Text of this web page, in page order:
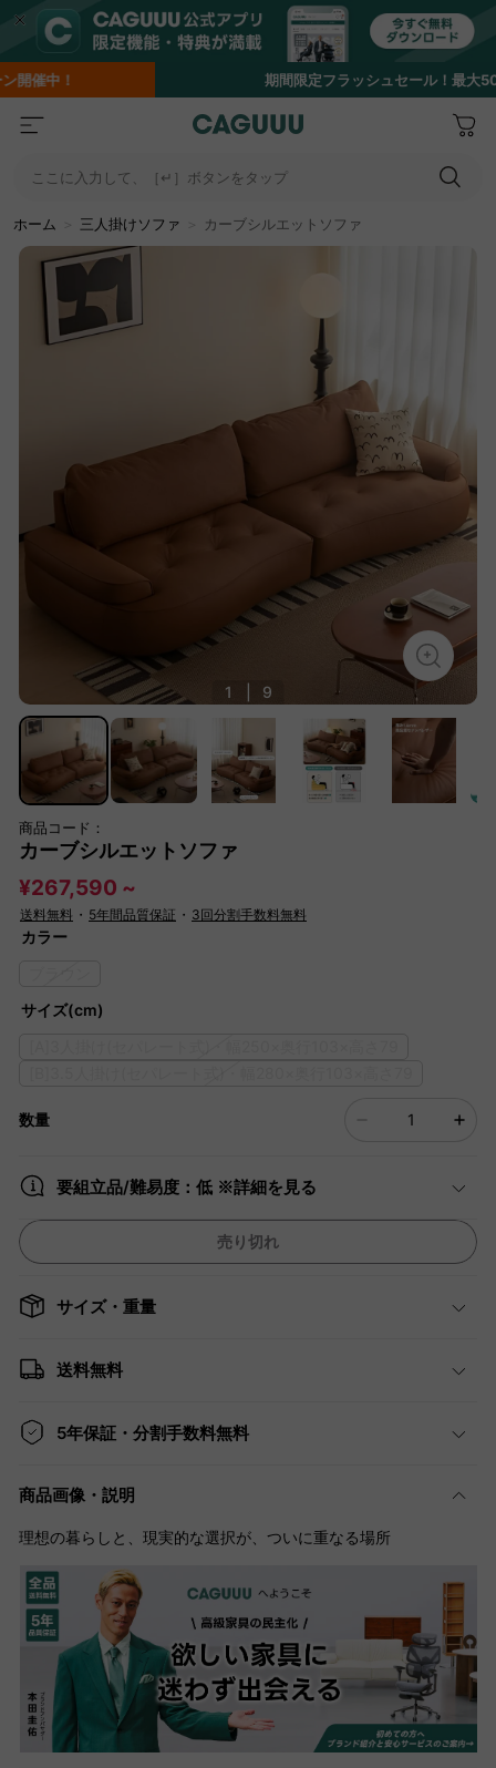
期間限定フラッシュセール！最大50％OFF
ここに入力して、［↵］ボタンをタップ
ホーム 三人掛けソファ カーブシルエットソファ
1 9
商品コード：
カーブシルエットソファ
¥267,590 ~
送料無料 ・ 5年間品質保証 ・ 3回分割手数料無料
カラー
サイズ(cm)
数量
要組立品/難易度：低 ※詳細を見る
売り切れ
サイズ・重量
送料無料
5年保証・分割手数料無料
商品画像・説明
理想の暮らしと、現実的な選択が、ついに重なる場所